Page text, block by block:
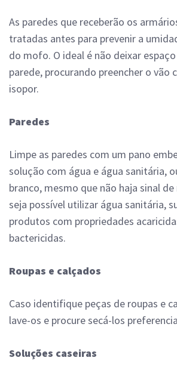
As paredes que receberão os
tratadas antes para prevenir a
do mofo. O ideal é não deixar
parede, procurando preencher o vão
isopor.
Paredes
Limpe as paredes com um pano
solução com água e água sanitária,
branco, mesmo que não haja sinal
seja possível utilizar água sanitária,
produtos com propriedades
bactericidas.
Roupas e calçados
Caso identifique peças de roupas e
lave-os e procure secá-los
Soluções caseiras